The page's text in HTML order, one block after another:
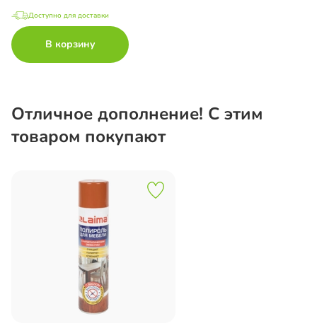
Доступно для доставки
В корзину
Отличное дополнение! С этим
товаром покупают